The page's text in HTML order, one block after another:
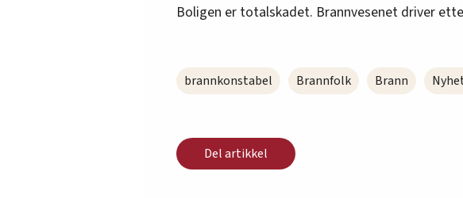
Boligen er totalskadet. Brannvesenet driver
brannkonstabel Brannfolk Brann
Del artikkel